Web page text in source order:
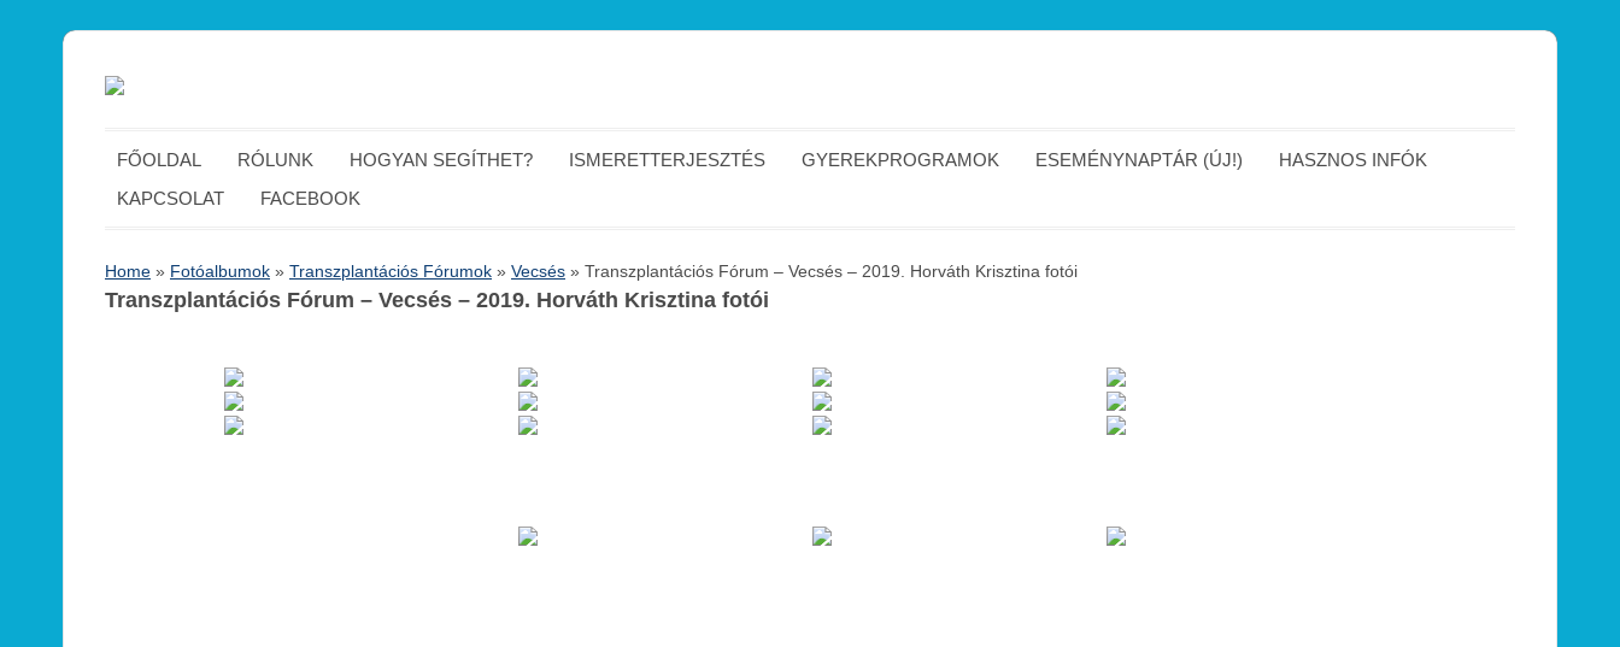
FŐOLDAL RÓLUNK HOGYAN SEGÍTHET? ISMERETTERJESZTÉS GYEREKPROGRAMOK ESEMÉNYNAPTÁR (ÚJ!)
HASZNOS INFÓK
KAPCSOLAT
FACEBOOK
Home » Fotóalbumok » Transzplantációs Fórumok » Vecsés » Transzplantációs Fórum – Vecsés – 2019. Horváth Krisztina fotói
Transzplantációs Fórum – Vecsés – 2019. Horváth Krisztina fotói